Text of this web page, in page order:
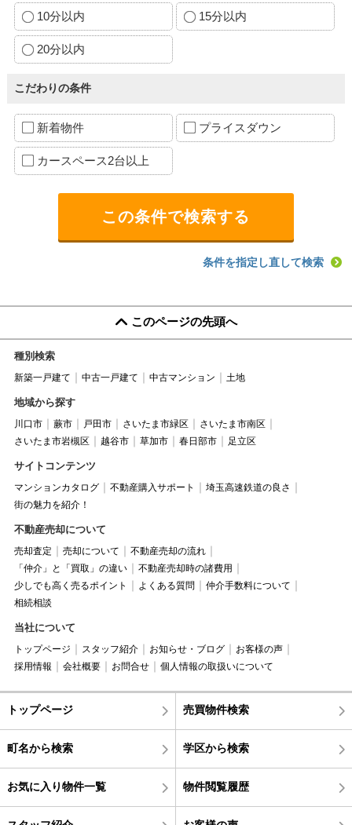
10分以内 15分以内
20分以内
こだわりの条件
新着物件 プライスダウン
カースペース2台以上
条件を指定し直して検索
このページの先頭へ
種別検索
新築一戸建て 中古一戸建て 中古マンション 土地
地域から探す
川口市 蕨市 戸田市 さいたま市緑区
さいたま市南区
さいたま市岩槻区
越谷市 草加市 春日部市 足立区
サイトコンテンツ
マンションカタログ 不動産購入サポート
埼玉高速鉄道の良さ
街の魅力を紹介！
不動産売却について
売却査定 売却について
不動産売却の流れ
「仲介」と「買取」の違い
不動産売却時の諸費用
少しでも高く売るポイント
よくある質問
仲介手数料について
相続相談
当社について
トップページ スタッフ紹介 お知らせ・ブログ
お客様の声
採用情報
会社概要 お問合せ 個人情報の取扱いについて
トップページ 売買物件検索
町名から検索 学区から検索
お気に入り物件一覧 物件閲覧履歴